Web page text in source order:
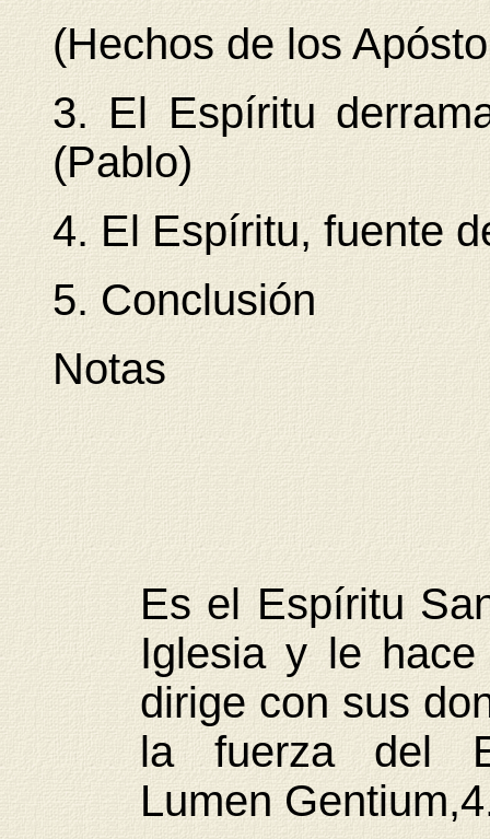
(Hechos de los
3. El Espíritu
(Pablo)
4. El Espíritu, fuente
5. Conclusión
Notas
Es el Espíritu
Iglesia y le
dirige con sus
la fuerza del
Lumen